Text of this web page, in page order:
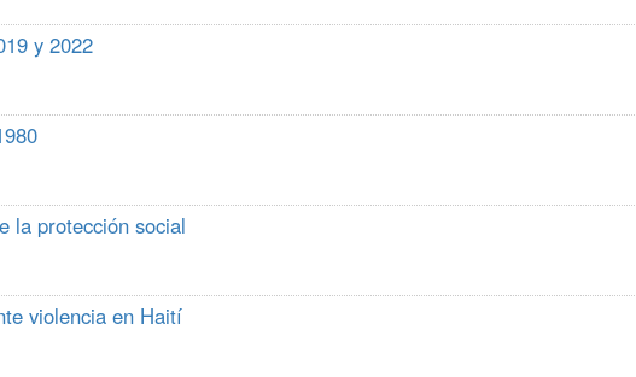
y 2022
la protección social
violencia en Haití